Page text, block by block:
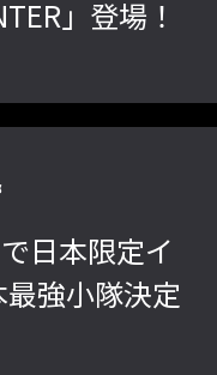
」登場！
日本限定イ
強小隊決定